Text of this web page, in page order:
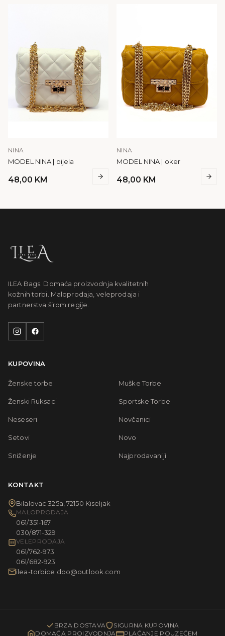
NINA
MODEL NINA | bijela
48,00 KM
NINA
MODEL NINA | oker
48,00 KM
ILEA Bags. Domaća proizvodnja kvalitetnih
kožnih torbi. Maloprodaja, veleprodaja i
partnerstva širom regije.
KUPOVINA
Ženske torbe Muške Torbe
Ženski Ruksaci Sportske Torbe
Neseseri Novčanici
Setovi Novo
Sniženje Najprodavaniji
KONTAKT
Bilalovac 325a, 72150 Kiseljak
MALOPRODAJA
061/351-167
030/871-329
VELEPRODAJA
061/762-973
061/682-923
ilea-torbice.doo@outlook.com
BRZA DOSTAVA
SIGURNA KUPOVINA
DOMAĆA PROIZVODNJA
PLAĆANJE POUZEĆEM